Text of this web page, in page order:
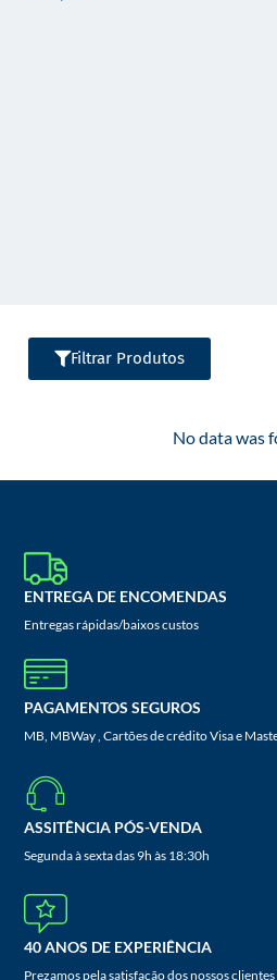
Filtrar Produtos
No data was
ENTREGA DE ENCOMENDAS
Entregas rápidas/baixos custos
PAGAMENTOS SEGUROS
MB, MBWay , Cartões de crédito Visa e
ASSITÊNCIA PÓS-VENDA
Segunda à sexta das 9h às 18:30h
40 ANOS DE EXPERIÊNCIA
Prezamos pela satisfação dos nossos clientes